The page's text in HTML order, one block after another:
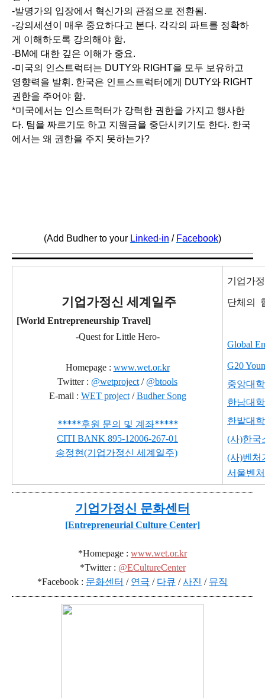
-발명가의 입장에서 혁신가의 관점으로 전환됨.
-강의세션이 매우 중요하다고 본다. 각각의 파트를 정확하
게 이해하도록 강의해야 함.
-BM에 대한 깊은 이해가 중요.
-미국의 인스트럭터는 DUTY와 RIGHT을 모두 보유하고
영향력을 발휘. 한국은 인트스트럭터에게 DUTY와 RIGHT
권한을 주어야 함.
*미국에서는 인스트럭터가 강력한 권한을 가지고 행사한
다. 팀을 짜르기도 하고 지원금을 중단시키기도 한다. 한국
에서는 왜 권한을 주지 못하는가?
(Add Budher to your Linked-in / Facebook)
기 업가정신 세계일주
[World Entrepreneurship Travel]
-Quest for Little Hero-
Homepage : www.wet.or.kr
Twitter : @wetproject / @btools
E-mail : WET project/Budher Song
*****후원 문의 및 계좌*****
CITI BANK 895-12006-267-01
송정현(기업가정신 세계일주)
기업가
단체의
Global
G20
중앙대
한남대
한밭대
(사)한국
(사)벤처
서울벤
기업가정신 문화센터
[Entrepreneurial Culture Center]
*Homepage : www.wet.or.kr
*Twitter : @ECultureCenter
*Facebook : 문화센터 / 연극 / 다큐 /사진 / 뮤직